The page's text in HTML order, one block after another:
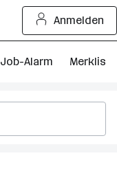
Anmelden
Job-Alarm Merkliste